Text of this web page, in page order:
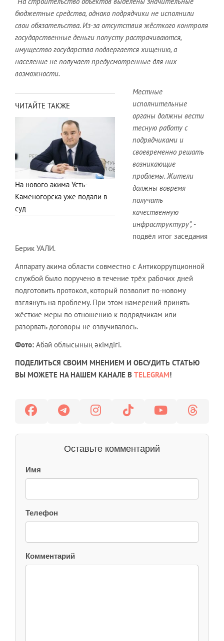
бюджетные средства, однако подрядчики не исполнили
свои обязательства. Из-за отсутствия жёсткого контроля
государственные деньги попусту растрачиваются,
имущество государства подвергается хищению, а
население не получает предусмотренные для них
возможности.
ЧИТАЙТЕ ТАКЖЕ
На нового акима Усть-
Каменогорска уже подали в
суд
Местные
исполнительные
органы должны вести
тесную работу с
подрядчиками и
своевременно решать
возникающие
проблемы. Жители
должны вовремя
получать
качественную
инфраструктуру”, -
подвёл итог заседания
Берик УАЛИ.
Аппарату акима области совместно с Антикоррупционной
службой было поручено в течение трёх рабочих дней
подготовить протокол, который позволит по-новому
взглянуть на проблему. При этом намерений принять
жёсткие меры по отношению к подрядчикам или
разорвать договоры не озвучивалось.
Фото: Абай облысының әкімдігі.
ПОДЕЛИТЬСЯ СВОИМ МНЕНИЕМ И ОБСУДИТЬ СТАТЬЮ
ВЫ МОЖЕТЕ НА НАШЕМ КАНАЛЕ В TELEGRAM!
Оставьте комментарий
Имя
Телефон
Комментарий